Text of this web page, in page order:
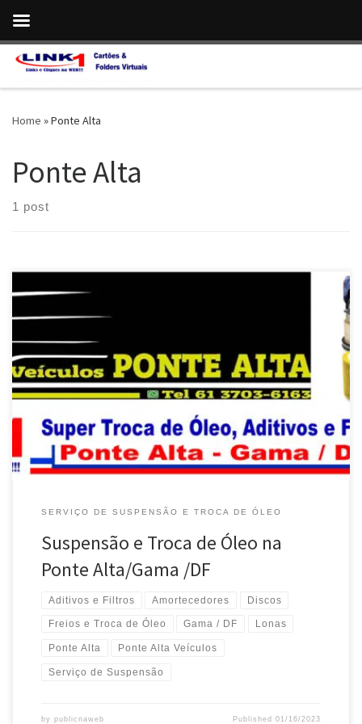
Skip to content
Home »Ponte Alta
Ponte Alta
1 post
SERVIÇO DE SUSPENSÃO E TROCA DE ÓLEO
Suspensão e Troca de Óleo na
Ponte Alta/Gama /DF
Aditivos e Filtros Amortecedores Discos
Freios e Troca de Óleo Gama / DF Lonas
Ponte Alta Ponte Alta Veículos
Serviço de Suspensão
by publicnaweb Published01/16/2023